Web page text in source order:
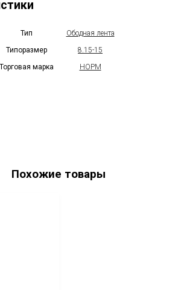
Тип
Ободная лента
Типоразмер
8.15-15
Торговая марка
НОРМ
Похожие товары